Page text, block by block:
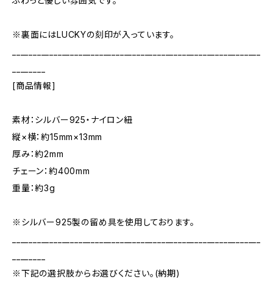
※裏面にはLUCKYの刻印が入っています。
[商品情報]
素材：シルバー925・ナイロン紐
縦×横：約15mm×13mm
厚み：約2mm
チェーン：約400mm
重量：約3g
※シルバー925製の留め具を使用しております。
※下記の選択肢からお選びください。(納期)